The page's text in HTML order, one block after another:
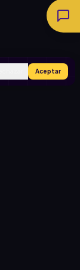
Aceptar